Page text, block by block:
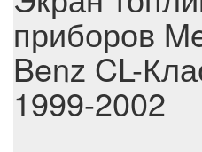
приборов
Benz CL-
1999-2002